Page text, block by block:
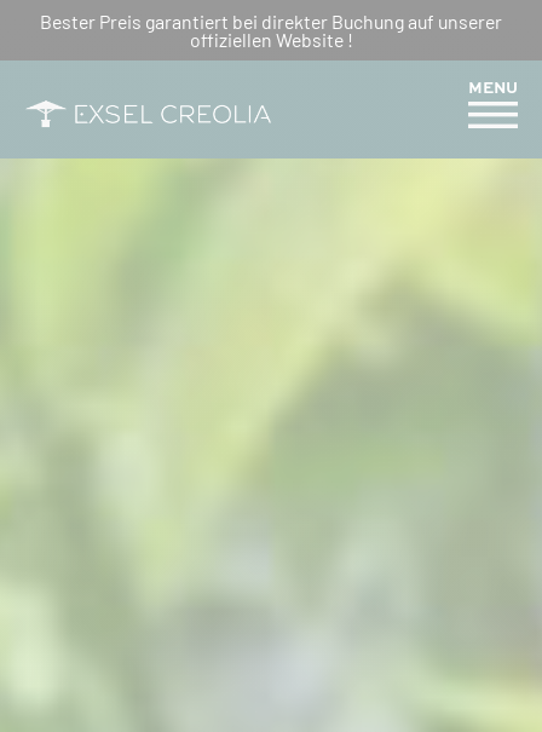
Bester Preis garantiert bei direkter Buchung auf unserer
offiziellen Website !
MENU
DAS LABYRINTH AUF DEM
TEEFELD